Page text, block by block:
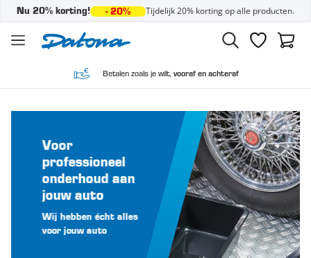
Nu 20% korting! - 20% Tijdelijk 20% korting op alle producten.
Verlanglijst
Betalen zoals je wilt, vooraf en achteraf
Voor
professioneel
onderhoud aan
jouw auto
Wij hebben écht alles
voor jouw auto